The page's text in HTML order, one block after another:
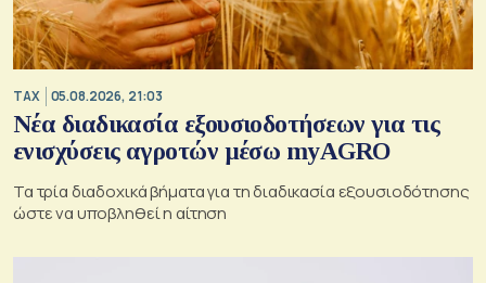
TAX 05.08.2026, 21:03
Νέα διαδικασία εξουσιοδοτήσεων για τις
ενισχύσεις αγροτών μέσω myAGRO
Τα τρία διαδοχικά βήματα για τη διαδικασία εξουσιοδότησης
ώστε να υποβληθεί η αίτηση